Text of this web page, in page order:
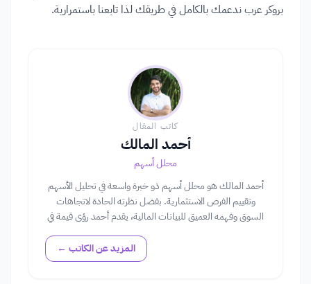
بروكر عرب ندعمك بالكامل في طريقك لذا تابعنا باستمرارية.
كاتب المقال
أحمد المالك
محلل أسهم
أحمد المالك هو محلل أسهم ذو خبرة واسعة في تحليل الأسهم
وتقييم الفرص الاستثمارية. بفضل نظرته الحادة لاتجاهات
السوق وفهمه العميق للبيانات المالية، يقدم أحمد رؤى قيمة في
المزيد عن الكاتب ←